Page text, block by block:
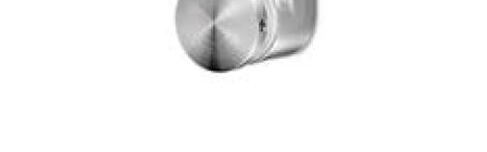
Maner broasca usa sticla
Cilindri broasca usa sticla
Amortizoare cu brat/sina